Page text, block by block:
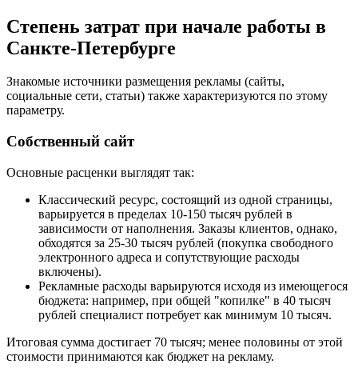
Степень затрат при начале работы в
Санкте-Петербурге
Знакомые источники размещения рекламы (сайты,
социальные сети, статьи) также характеризуются по этому
параметру.
Собственный сайт
Основные расценки выглядят так:
Классический ресурс, состоящий из одной страницы,
варьируется в пределах 10-150 тысяч рублей в
зависимости от наполнения. Заказы клиентов, однако,
обходятся за 25-30 тысяч рублей (покупка свободного
электронного адреса и сопутствующие расходы
включены).
Рекламные расходы варьируются исходя из имеющегося
бюджета: например, при общей "копилке" в 40 тысяч
рублей специалист потребует как минимум 10 тысяч.
Итоговая сумма достигает 70 тысяч; менее половины от этой
стоимости принимаются как бюджет на рекламу.